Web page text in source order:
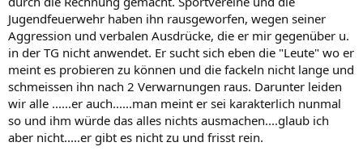
Jugendfeuerwehr haben ihn rausgeworfen, wegen seiner
Aggression und verbalen Ausdrücke, die er mir gegenüber u.
in der TG nicht anwendet. Er sucht sich eben die "Leute" wo er
meint es probieren zu können und die fackeln nicht lange und
schmeissen ihn nach 2 Verwarnungen raus. Darunter leiden
wir alle ......er auch......man meint er sei karakterlich nunmal
so und ihm würde das alles nichts ausmachen....glaub ich
aber nicht.....er gibt es nicht zu und frisst rein.